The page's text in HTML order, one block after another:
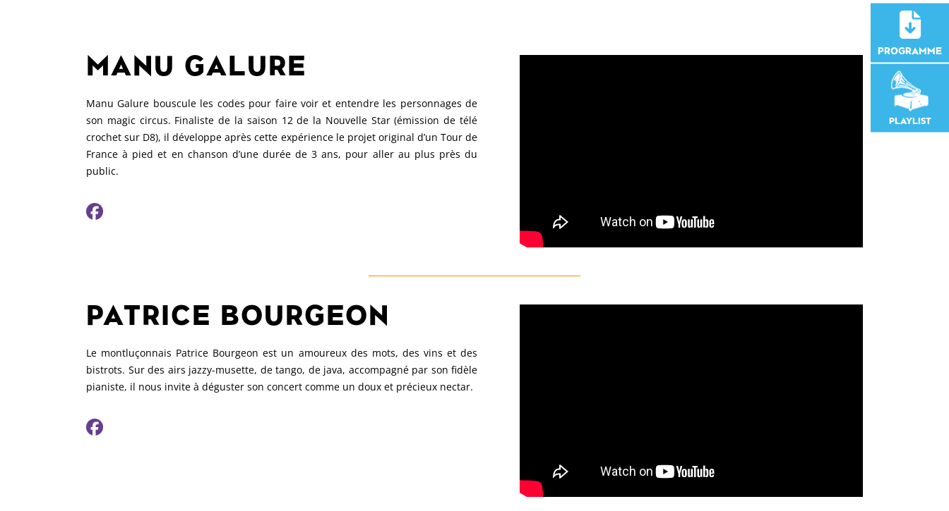
MANU GALURE
Manu Galure bouscule les codes pour faire voir et entendre les personnages de
son magic circus. Finaliste de la saison 12 de la Nouvelle Star (émission de télé
crochet sur D8), il développe après cette expérience le projet original d’un Tour de
France à pied et en chanson d’une durée de 3 ans, pour aller au plus près du
public.
PATRICE BOURGEON
Le montluçonnais Patrice Bourgeon est un amoureux des mots, des vins et des
bistrots. Sur des airs jazzy-musette, de tango, de java, accompagné par son fidèle
pianiste, il nous invite à déguster son concert comme un doux et précieux nectar.
PROGRAMME
PLAYLIST